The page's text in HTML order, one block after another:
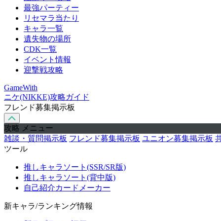
最強パーティー
リセマラ当たり
キャラ一覧
遺失物の場所
CDK一覧
イベント情報
迎撃戦攻略
GameWith
ニケ(NIKKE)攻略ガイド
フレンド募集掲示板
攻略 メニュー
雑談・質問掲示板 フレンド募集掲示板 ユニオン募集掲示板
ツール
推しキャラソート(SSR/SR版)
推しキャラソート(背中版)
自己紹介カードメーカー
新キャラ/ランキング情報